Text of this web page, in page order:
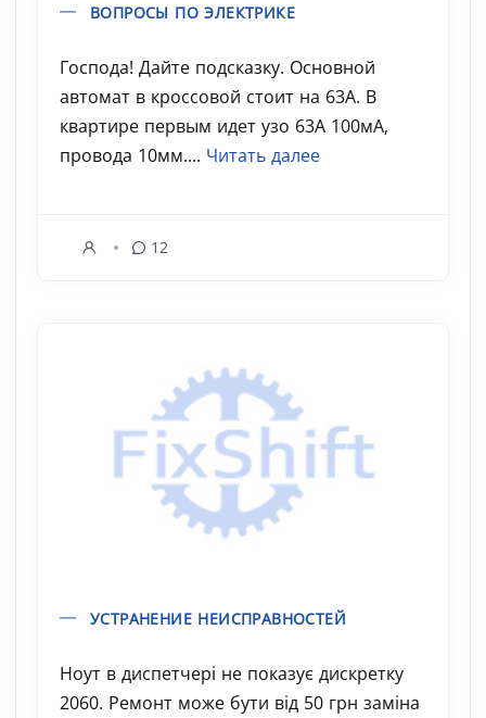
ВОПРОСЫ ПО ЭЛЕКТРИКЕ
Господа! Дайте подсказку. Основной
автомат в кроссовой стоит на 63А. В
квартире первым идет узо 63А 100мА,
провода 10мм.... Читать далее
12
УСТРАНЕНИЕ НЕИСПРАВНОСТЕЙ
Ноут в диспетчері не показує дискретку
2060. Ремонт може бути від 50 грн заміна